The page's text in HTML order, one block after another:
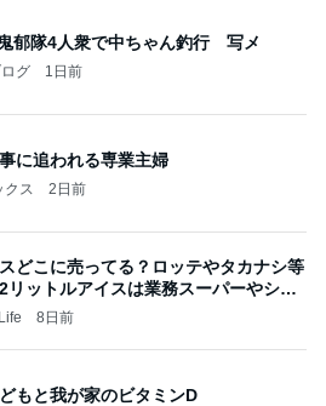
20260803 鬼郁隊4人衆で中ちゃん釣行 写メ
グ 1日前
に追われる専業主婦
クス 2日前
どこに売ってる？ロッテやタカナシ等
リットルアイスは業務スーパーやシャ
8日前
もと我が家のビタミンD